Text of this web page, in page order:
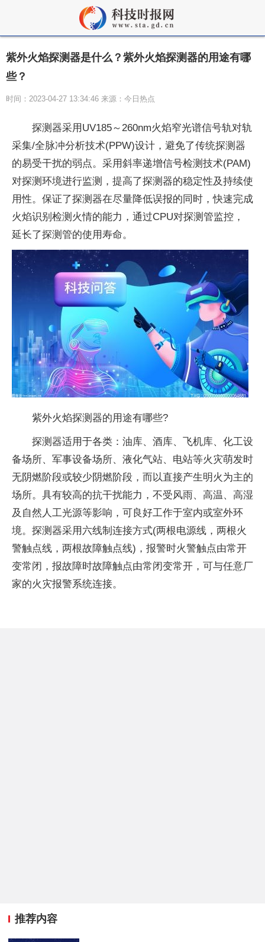
紫外火焰探测器是什么？紫外火焰探测器的用途有哪
些？
时间：2023-04-27 13:34:46 来源：今日热点
探测器采用UV185～260nm火焰窄光谱信号轨对轨
采集/全脉冲分析技术(PPW)设计，避免了传统探测器
的易受干扰的弱点。采用斜率递增信号检测技术(PAM)
对探测环境进行监测，提高了探测器的稳定性及持续使
用性。保证了探测器在尽量降低误报的同时，快速完成
火焰识别检测火情的能力，通过CPU对探测管监控，
延长了探测管的使用寿命。
紫外火焰探测器的用途有哪些?
探测器适用于各类：油库、酒库、飞机库、化工设
备场所、军事设备场所、液化气站、电站等火灾萌发时
无阴燃阶段或较少阴燃阶段，而以直接产生明火为主的
场所。具有较高的抗干扰能力，不受风雨、高温、高湿
及自然人工光源等影响，可良好工作于室内或室外环
境。探测器采用六线制连接方式(两根电源线，两根火
警触点线，两根故障触点线)，报警时火警触点由常开
变常闭，报故障时故障触点由常闭变常开，可与任意厂
家的火灾报警系统连接。
推荐内容